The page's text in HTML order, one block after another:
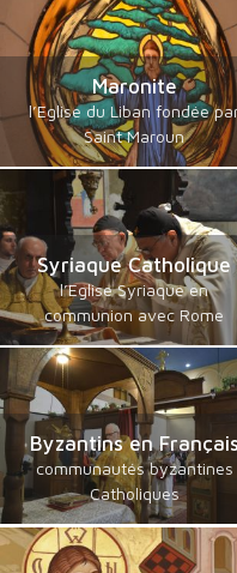
Maronite
l’Eglise du Liban fondée
Saint Maroun
Syriaque Catholique
l’Eglise Syriaque en
communion avec Rome
Byzantins en Français
communautés byzantines
Catholiques